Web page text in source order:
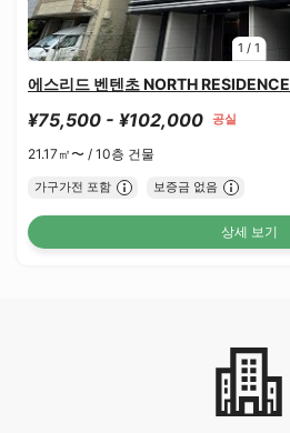
1 / 1
에스리드 벤텐초 NORTH RESIDENCE
¥75,500 - ¥102,000 공실
21.17㎡〜 / 10층 건물
가구가전 포함 보증금 없음
상세 보기